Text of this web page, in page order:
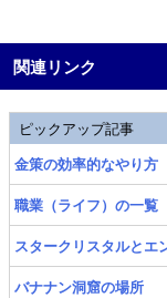
関連リンク
ピックアップ記事
金策の効率的なやり方
職業（ライフ）の一覧
スタークリスタルとエ
バナナン洞窟の場所